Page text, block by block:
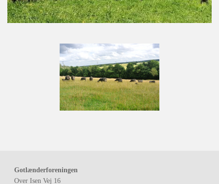
Gotlænderforeningen
Over Isen Vej 16